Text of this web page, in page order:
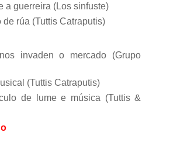
a guerreira (Los sinfuste)
de rúa (Tuttis Catraputis)
invaden o mercado (Grupo
(Tuttis Catraputis)
de lume e música (Tuttis &